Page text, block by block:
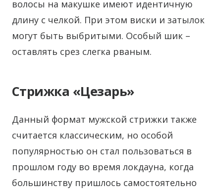
волосы на макушке имеют идентичную
длину с челкой. При этом виски и затылок
могут быть выбритыми. Особый шик –
оставлять срез слегка рваным.
Стрижка «Цезарь»
Данный формат мужской стрижки также
считается классическим, но особой
популярностью он стал пользоваться в
прошлом году во время локдауна, когда
большинству пришлось самостоятельно